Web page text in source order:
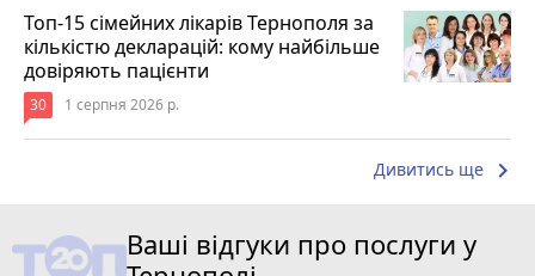
Топ-15 сімейних лікарів Тернополя за
кількістю декларацій: кому найбільше
довіряють пацієнти
30 1 серпня 2026 р.
Дивитись ще keyboard_arrow_right
Ваші відгуки про послуги у